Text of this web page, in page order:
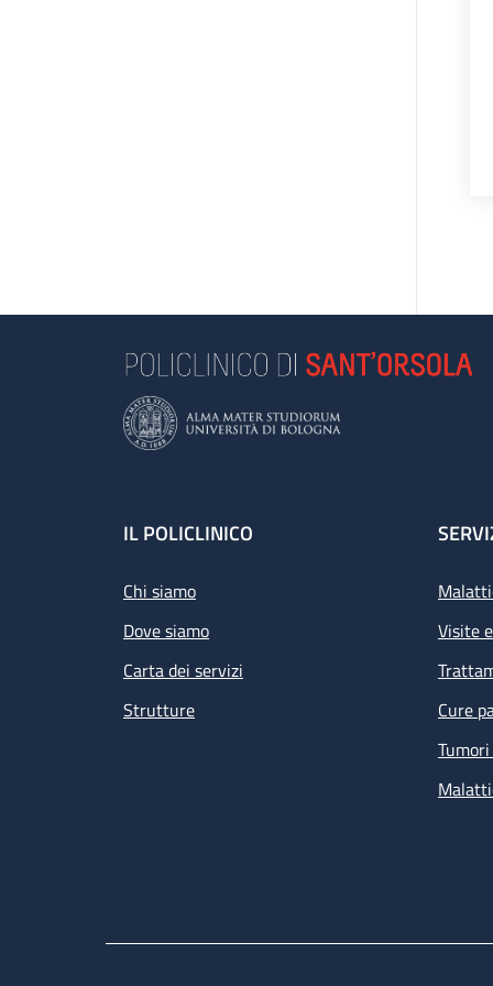
Footer
IL POLICLINICO
Chi siamo
Dove siamo
Carta dei servizi
Strutture
Visite
Cure